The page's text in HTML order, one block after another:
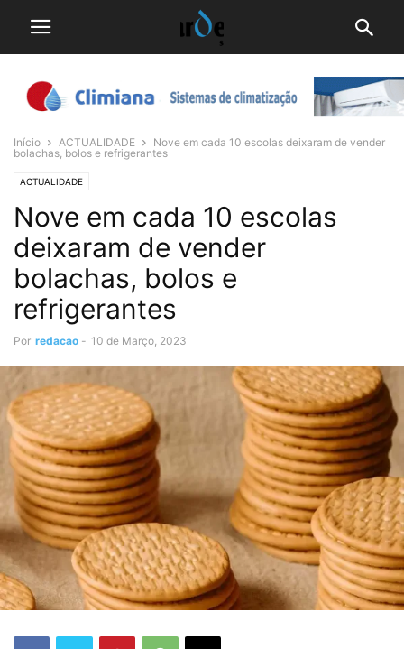
Início ACTUALIDADE
Nove em cada 10 escolas deixaram de vender
bolachas, bolos e refrigerantes
ACTUALIDADE
Nove em cada 10 escolas
deixaram de vender
bolachas, bolos e
refrigerantes
Por redacao - 10 de Março, 2023